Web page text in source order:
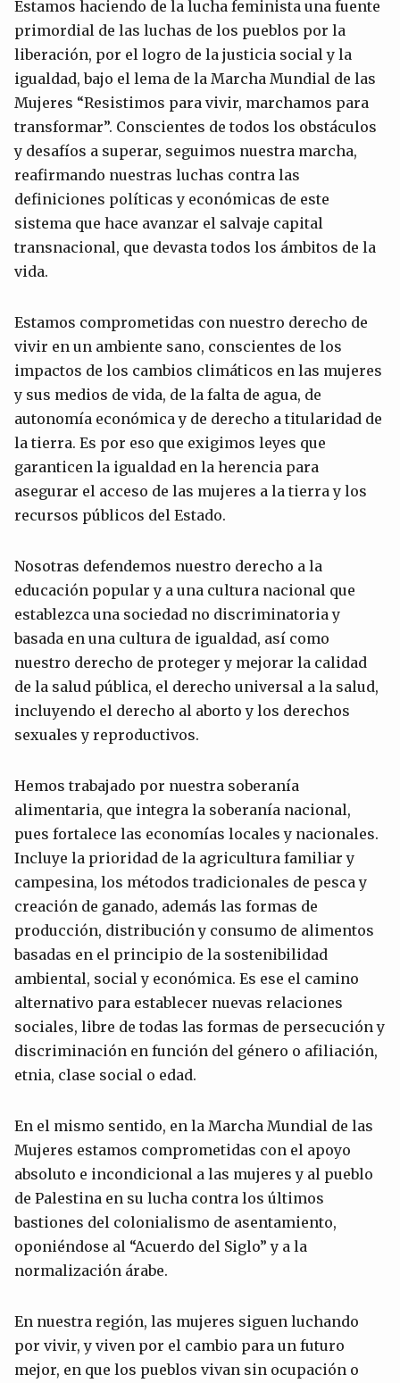
Estamos haciendo de la lucha feminista una fuente
primordial de las luchas de los pueblos por la
liberación, por el logro de la justicia social y la
igualdad, bajo el lema de la Marcha Mundial de las
Mujeres “Resistimos para vivir, marchamos para
transformar”. Conscientes de todos los obstáculos
y desafíos a superar, seguimos nuestra marcha,
reafirmando nuestras luchas contra las
definiciones políticas y económicas de este
sistema que hace avanzar el salvaje capital
transnacional, que devasta todos los ámbitos de la
vida.
Estamos comprometidas con nuestro derecho de
vivir en un ambiente sano, conscientes de los
impactos de los cambios climáticos en las mujeres
y sus medios de vida, de la falta de agua, de
autonomía económica y de derecho a titularidad de
la tierra. Es por eso que exigimos leyes que
garanticen la igualdad en la herencia para
asegurar el acceso de las mujeres a la tierra y los
recursos públicos del Estado.
Nosotras defendemos nuestro derecho a la
educación popular y a una cultura nacional que
establezca una sociedad no discriminatoria y
basada en una cultura de igualdad, así como
nuestro derecho de proteger y mejorar la calidad
de la salud pública, el derecho universal a la salud,
incluyendo el derecho al aborto y los derechos
sexuales y reproductivos.
Hemos trabajado por nuestra soberanía
alimentaria, que integra la soberanía nacional,
pues fortalece las economías locales y nacionales.
Incluye la prioridad de la agricultura familiar y
campesina, los métodos tradicionales de pesca y
creación de ganado, además las formas de
producción, distribución y consumo de alimentos
basadas en el principio de la sostenibilidad
ambiental, social y económica. Es ese el camino
alternativo para establecer nuevas relaciones
sociales, libre de todas las formas de persecución y
discriminación en función del género o afiliación,
etnia, clase social o edad.
En el mismo sentido, en la Marcha Mundial de las
Mujeres estamos comprometidas con el apoyo
absoluto e incondicional a las mujeres y al pueblo
de Palestina en su lucha contra los últimos
bastiones del colonialismo de asentamiento,
oponiéndose al “Acuerdo del Siglo” y a la
normalización árabe.
En nuestra región, las mujeres siguen luchando
por vivir, y viven por el cambio para un futuro
mejor, en que los pueblos vivan sin ocupación o